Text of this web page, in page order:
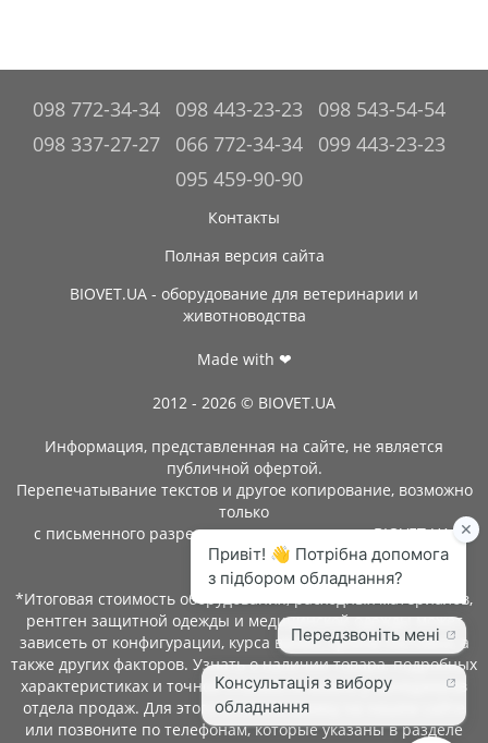
098 772-34-34 098 443-23-23
098 543-54-54
098 337-27-27
066 772-34-34
099 443-23-23
095 459-90-90
Контакты
Полная версия сайта
BIOVET.UA - оборудование для ветеринарии и
животноводства
Made with ❤
2012 - 2026 © BIOVET.UA
Информация, представленная на сайте, не является
публичной офертой.
Перепечатывание текстов и другое копирование, возможно
только
с письменного разрешения администрации BIOVET.UA.
*Итоговая стоимость оборудования, расходных материалов,
рентген защитной одежды и медицинской одежды может
зависеть от конфигурации, курса валют, сроков поставки, а
также других факторов. Узнать о наличии товара, подробных
характеристиках и точной стоимости можно у менеджеров
отдела продаж. Для этого оставьте заявку на нашем сайте
или позвоните по телефонам, которые указаны в разделе